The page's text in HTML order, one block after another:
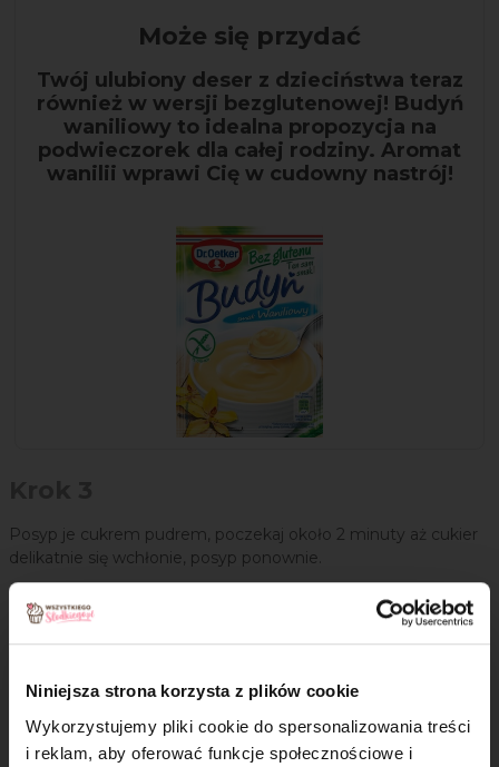
Niniejsza strona korzysta z plików cookie
Wykorzystujemy pliki cookie do spersonalizowania treści
i reklam, aby oferować funkcje społecznościowe i
Może się przydać
Twój ulubiony deser z dzieciństwa teraz
również w wersji bezglutenowej! Budyń
waniliowy to idealna propozycja na
podwieczorek dla całej rodziny. Aromat
wanilii wprawi Cię w cudowny nastrój!
Posyp je cukrem pudrem, poczekaj około 2 minuty aż cukier
delikatnie się wchłonie, posyp ponownie.
Krok 4
kolejną blachę ciastek, piecz jak poprzednio.
Przestudzone biszkopty bez glutenu są gotowe!